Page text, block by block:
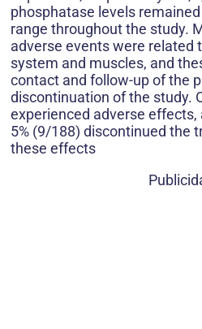
phosphatase levels
range throughout the study.
adverse events were related
system and muscles, and
contact and follow-up of the
discontinuation of the study.
experienced adverse effects,
5% (9/188) discontinued the
these effects